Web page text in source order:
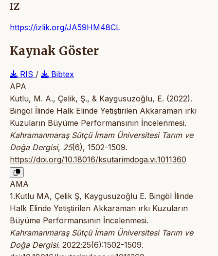
IZ
https://izlik.org/JA59HM48CL
Kaynak Göster
RIS /
Bibtex
APA
Kutlu, M. A., Çelik, Ş., & Kaygusuzoğlu, E. (2022).
Bingöl İlinde Halk Elinde Yetiştirilen Akkaraman ırkı
Kuzuların Büyüme Performansının İncelenmesi.
Kahramanmaraş Sütçü İmam Üniversitesi Tarım ve
Doğa Dergisi, 25(6), 1502-1509.
https://doi.org/10.18016/ksutarimdoga.vi.1011360
AMA
1.Kutlu MA, Çelik Ş, Kaygusuzoğlu E. Bingöl İlinde
Halk Elinde Yetiştirilen Akkaraman ırkı Kuzuların
Büyüme Performansının İncelenmesi.
Kahramanmaraş Sütçü İmam Üniversitesi Tarım ve
Doğa Dergisi. 2022;25(6):1502-1509.